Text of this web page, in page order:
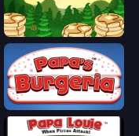
Papa's Pancakeria
Papa's Burgeria